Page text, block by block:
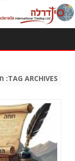
TAG ARCHIVES: